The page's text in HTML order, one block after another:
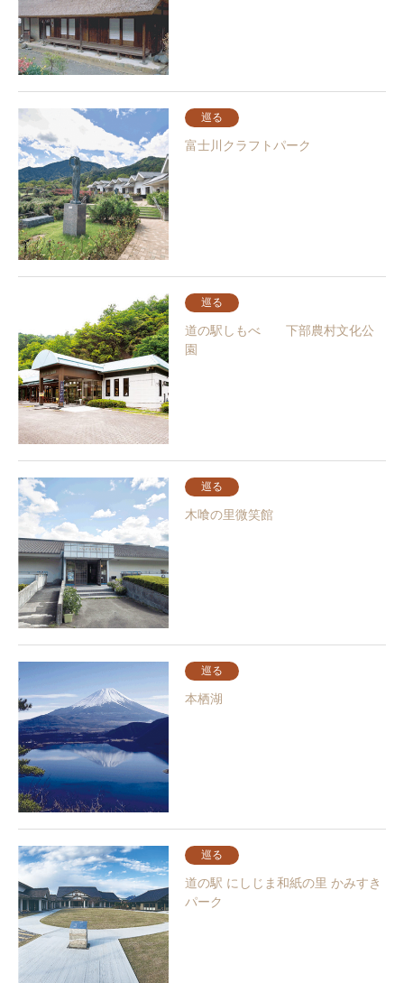
巡る
富士川クラフトパーク
巡る
道の駅しもべ 下部農村文化公
園
巡る
木喰の里微笑館
巡る
本栖湖
巡る
道の駅 にしじま和紙の里 かみすき
パーク